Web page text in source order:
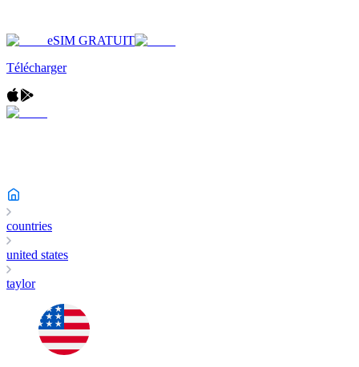
eSIM GRATUIT
Télécharger
countries
united states
taylor